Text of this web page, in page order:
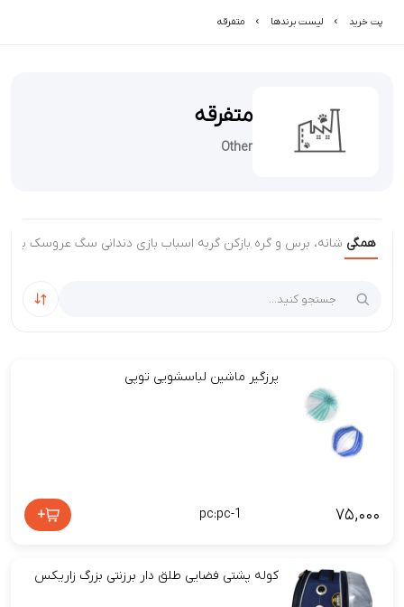
پت خرید لیست برند‌ها متفرقه
متفرقه
Other
همگی شانه، برس و گره بازکن گربه اسباب بازی دندانی سگ عروسک
پرزگیر ماشین لباسشویی توپی
۷۵,۰۰۰ pc:pc-1
+
کوله پشتی فضایی طلق دار برزنتی بزرگ زاریکس